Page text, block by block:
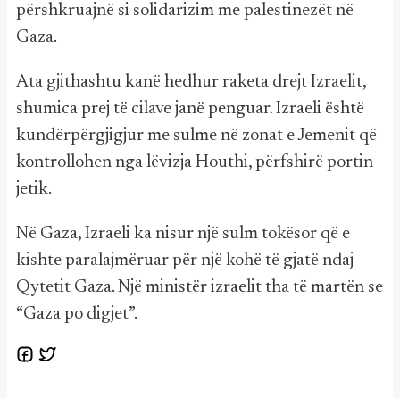
përshkruajnë si solidarizim me palestinezët në
Gaza.
Ata gjithashtu kanë hedhur raketa drejt Izraelit,
shumica prej të cilave janë penguar. Izraeli është
kundërpërgjigjur me sulme në zonat e Jemenit që
kontrollohen nga lëvizja Houthi, përfshirë portin
jetik.
Në Gaza, Izraeli ka nisur një sulm tokësor që e
kishte paralajmëruar për një kohë të gjatë ndaj
Qytetit Gaza. Një ministër izraelit tha të martën se
“Gaza po digjet”.